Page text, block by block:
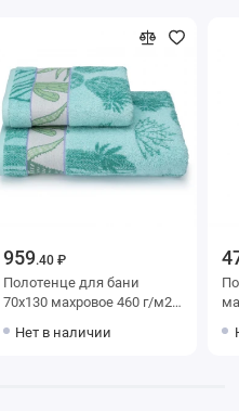
959.40 ₽
Полотенце для бани
70х130 махровое 460 г/м2
мануфактура Cactus
Нет в наличии